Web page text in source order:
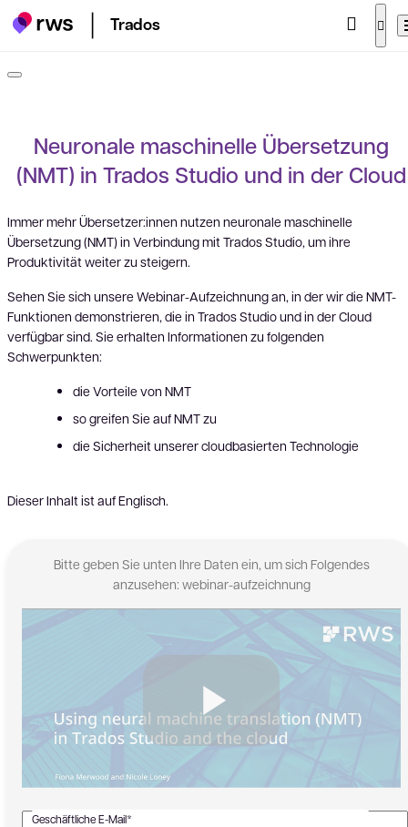
Trados
Neuronale maschinelle Übersetzung
(NMT) in Trados Studio und in der Cloud
Immer mehr Übersetzer:innen nutzen neuronale maschinelle
Übersetzung (NMT) in Verbindung mit Trados Studio, um ihre
Produktivität weiter zu steigern.
Sehen Sie sich unsere Webinar-Aufzeichnung an, in der wir die NMT-
Funktionen demonstrieren, die in Trados Studio und in der Cloud
verfügbar sind. Sie erhalten Informationen zu folgenden
Schwerpunkten:
die Vorteile von NMT
so greifen Sie auf NMT zu
die Sicherheit unserer cloudbasierten Technologie
Dieser Inhalt ist auf Englisch.
Bitte geben Sie unten Ihre Daten ein, um sich Folgendes
anzusehen: webinar-aufzeichnung
Geschäftliche E-Mail*